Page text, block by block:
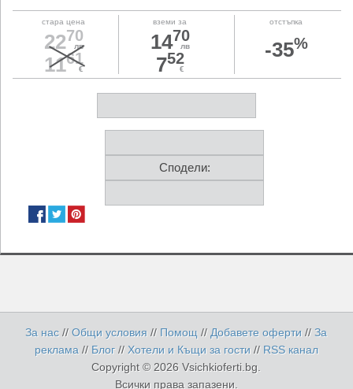
стара цена
2270
лв
1161
€
вземи за
1470
лв
752
€
отстъпка
-35%
Сподели:
За нас //Общи условия // Помощ // Добавете оферти//За
реклама // Блог // Хотели и Къщи за гости // RSS канал
Copyright © 2026 Vsichkioferti.bg.
Всички права запазени.